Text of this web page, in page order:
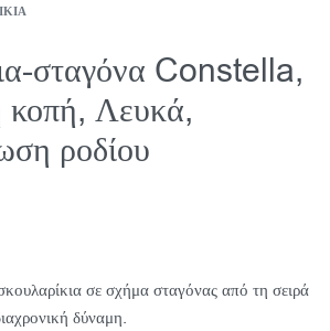
σταγόνα Constella,
κοπή, Λευκά,
ροδίου
σε σχήμα σταγόνας από τη σειρά
δύναμη.